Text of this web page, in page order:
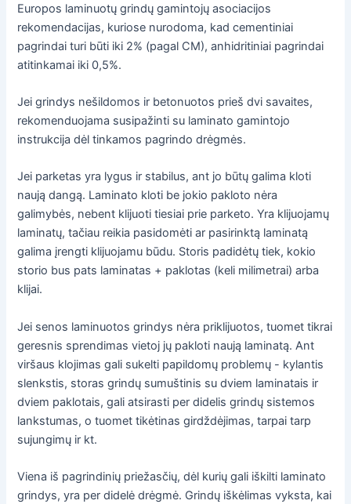
Europos laminuotų grindų gamintojų asociacijos
rekomendacijas, kuriose nurodoma, kad cementiniai
pagrindai turi būti iki 2% (pagal CM), anhidritiniai pagrindai
atitinkamai iki 0,5%.
Jei grindys nešildomos ir betonuotos prieš dvi savaites,
rekomenduojama susipažinti su laminato gamintojo
instrukcija dėl tinkamos pagrindo drėgmės.
Jei parketas yra lygus ir stabilus, ant jo būtų galima kloti
naują dangą. Laminato kloti be jokio pakloto nėra
galimybės, nebent klijuoti tiesiai prie parketo. Yra klijuojamų
laminatų, tačiau reikia pasidomėti ar pasirinktą laminatą
galima įrengti klijuojamu būdu. Storis padidėtų tiek, kokio
storio bus pats laminatas + paklotas (keli milimetrai) arba
klijai.
Jei senos laminuotos grindys nėra priklijuotos, tuomet tikrai
geresnis sprendimas vietoj jų pakloti naują laminatą. Ant
viršaus klojimas gali sukelti papildomų problemų - kylantis
slenkstis, storas grindų sumuštinis su dviem laminatais ir
dviem paklotais, gali atsirasti per didelis grindų sistemos
lankstumas, o tuomet tikėtinas girdždėjimas, tarpai tarp
sujungimų ir kt.
Viena iš pagrindinių priežasčių, dėl kurių gali iškilti laminato
grindys, yra per didelė drėgmė. Grindų iškėlimas vyksta, kai